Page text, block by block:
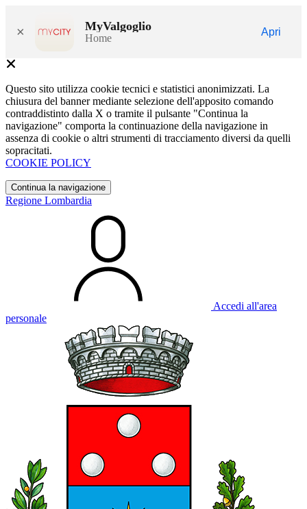
× MyValgoglio
Home
Apri
Questo sito utilizza cookie tecnici e statistici anonimizzati. La
chiusura del banner mediante selezione dell'apposito comando
contraddistinto dalla X o tramite il pulsante "Continua la
navigazione" comporta la continuazione della navigazione in
assenza di cookie o altri strumenti di tracciamento diversi da quelli
sopracitati.
COOKIE POLICY
Continua la navigazione
Regione Lombardia
Accedi all'area
personale